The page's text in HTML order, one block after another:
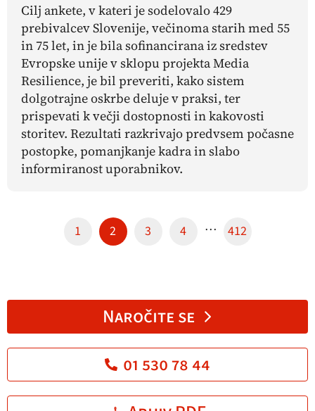
Cilj ankete, v kateri je sodelovalo 429
prebivalcev Slovenije, večinoma starih med 55
in 75 let, in je bila sofinancirana iz sredstev
Evropske unije v sklopu projekta Media
Resilience, je bil preveriti, kako sistem
dolgotrajne oskrbe deluje v praksi, ter
prispevati k večji dostopnosti in kakovosti
storitev. Rezultati razkrivajo predvsem počasne
postopke, pomanjkanje kadra in slabo
informiranost uporabnikov.
1 2 3 4 … 412
Naročite se
01 530 78 44